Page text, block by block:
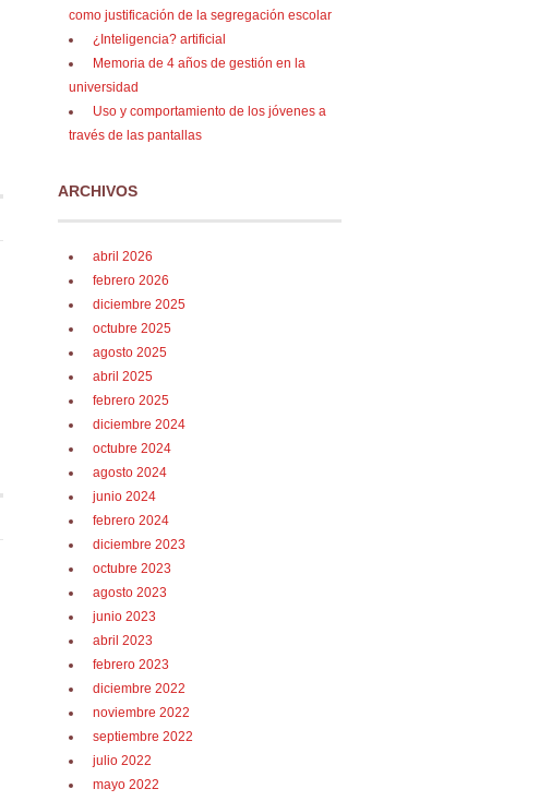
como justificación de la segregación escolar
¿Inteligencia? artificial
Memoria de 4 años de gestión en la
universidad
Uso y comportamiento de los jóvenes a
través de las pantallas
ARCHIVOS
abril 2026
febrero 2026
diciembre 2025
octubre 2025
agosto 2025
abril 2025
febrero 2025
diciembre 2024
octubre 2024
agosto 2024
junio 2024
febrero 2024
diciembre 2023
octubre 2023
agosto 2023
junio 2023
abril 2023
febrero 2023
diciembre 2022
noviembre 2022
septiembre 2022
julio 2022
mayo 2022